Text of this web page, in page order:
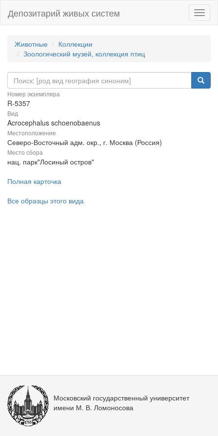
Депозитарий живых систем
Животные
Коллекции
Зоологический музей, коллекция птиц
Номер экземпляра
R-5357
Вид
Acrocephalus schoenobaenus
Местоположение
Северо-Восточный адм. окр., г. Москва (Россия)
Место сбора
нац. парк"Лосиный остров"
Полная карточка
Все образцы этого вида
Московский государственный университет
имени М. В. Ломоносова